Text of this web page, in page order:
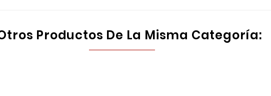
Productos De La Misma Categoría: